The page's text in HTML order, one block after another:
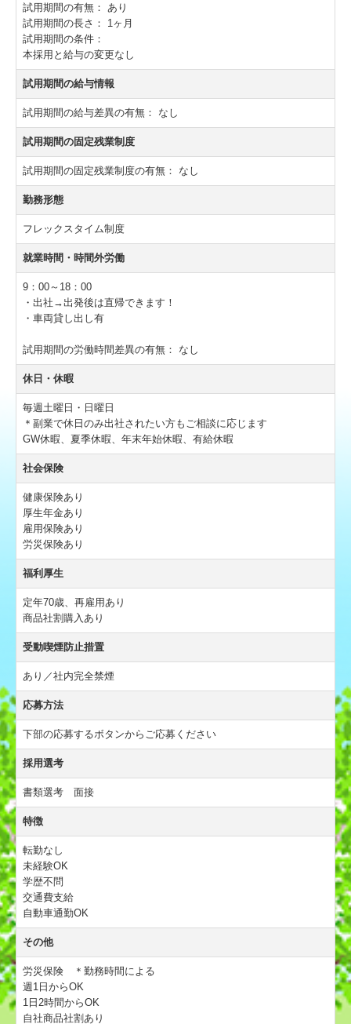
試用期間の有無： あり
試用期間の長さ： 1ヶ月
試用期間の条件：
本採用と給与の変更なし
試用期間の給与情報
試用期間の給与差異の有無： なし
試用期間の固定残業制度
試用期間の固定残業制度の有無： なし
勤務形態
フレックスタイム制度
就業時間・時間外労働
9：00～18：00
・出社→出発後は直帰できます！
・車両貸し出し有
試用期間の労働時間差異の有無： なし
休日・休暇
毎週土曜日・日曜日
＊副業で休日のみ出社されたい方もご相談に応じます
GW休暇、夏季休暇、年末年始休暇、有給休暇
社会保険
健康保険あり
厚生年金あり
雇用保険あり
労災保険あり
福利厚生
定年70歳、再雇用あり
商品社割購入あり
受動喫煙防止措置
あり／社内完全禁煙
応募方法
下部の応募するボタンからご応募ください
採用選考
書類選考 面接
特徴
転勤なし
未経験OK
学歴不問
交通費支給
自動車通勤OK
その他
労災保険 ＊勤務時間による
週1日からOK
1日2時間からOK
自社商品社割あり